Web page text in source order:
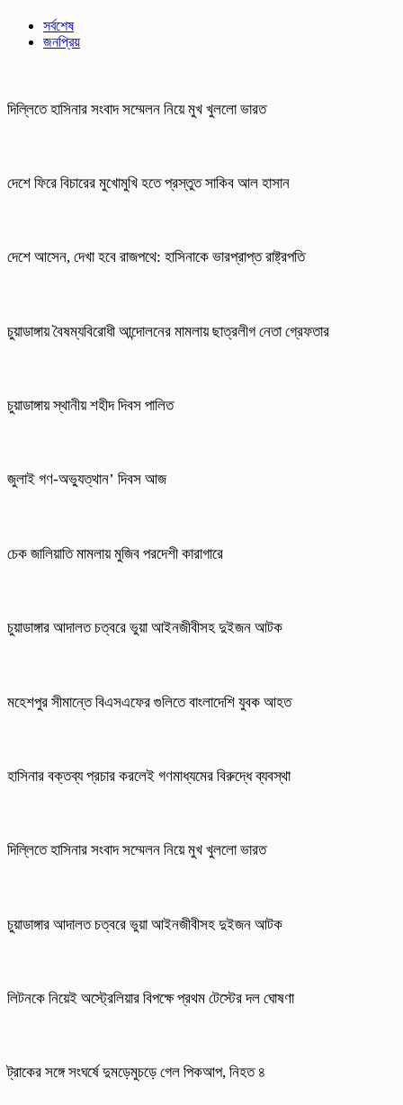
সর্বশেষ
জনপ্রিয়
দিল্লিতে হাসিনার সংবাদ সম্মেলন নিয়ে মুখ খুললো ভারত
দেশে ফিরে বিচারের মুখোমুখি হতে প্রস্তুত সাকিব আল হাসান
দেশে আসেন, দেখা হবে রাজপথে: হাসিনাকে ভারপ্রাপ্ত রাষ্ট্রপতি
চুয়াডাঙ্গায় বৈষম্যবিরোধী আন্দোলনের মামলায় ছাত্রলীগ নেতা গ্রেফতার
চুয়াডাঙ্গায় স্থানীয় শহীদ দিবস পা‌লিত
জুলাই গণ-অভ্যুত্থান’ দিবস আজ
চেক জালিয়াতি মামলায় মুজিব পরদেশী কারাগারে
চুয়াডাঙ্গার আদালত চত্বরে ভুয়া আইনজীবীসহ দুইজন আটক
মহেশপুর সীমান্তে বিএসএফের গুলিতে বাংলাদেশি যুবক আহত
হাসিনার বক্তব্য প্রচার করলেই গণমাধ্যমের বিরুদ্ধে ব্যবস্থা
দিল্লিতে হাসিনার সংবাদ সম্মেলন নিয়ে মুখ খুললো ভারত
চুয়াডাঙ্গার আদালত চত্বরে ভুয়া আইনজীবীসহ দুইজন আটক
লিটনকে নিয়েই অস্ট্রেলিয়ার বিপক্ষে প্রথম টেস্টের দল ঘোষণা
ট্রাকের সঙ্গে সংঘর্ষে দুমড়েমুচড়ে গেল পিকআপ, নিহত ৪